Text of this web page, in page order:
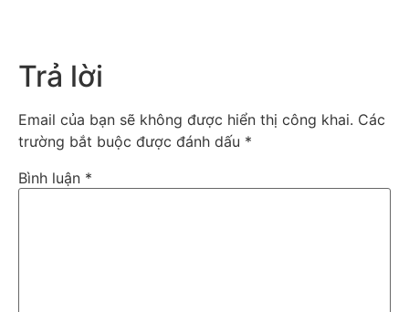
Trả lời
Email của bạn sẽ không được hiển thị công khai. Các
trường bắt buộc được đánh dấu *
Bình luận *